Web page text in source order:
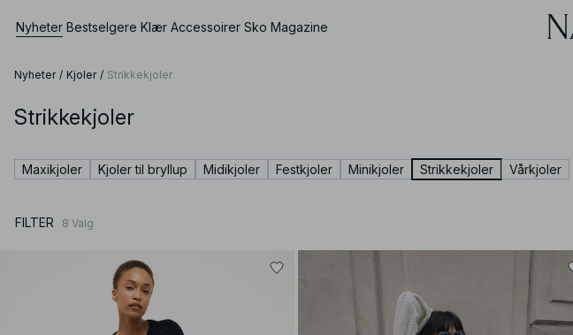
Nyheter Bestselgere Klær Accessoirer Sko Magazine
Vis alle
Topper
Skjorter & Bluser
Undertøy
Se alle
Smykker
Belter
Hatter & Skyggeluer
Se alle
Høyhælte sko
Boots
Nyheter / Kjoler / Strikkekjoler
Strikkekjoler
Maxikjoler Kjoler til bryllup Midikjoler Festkjoler Minikjoler Strikkekjoler Vårkjoler
FILTER 8 Valg